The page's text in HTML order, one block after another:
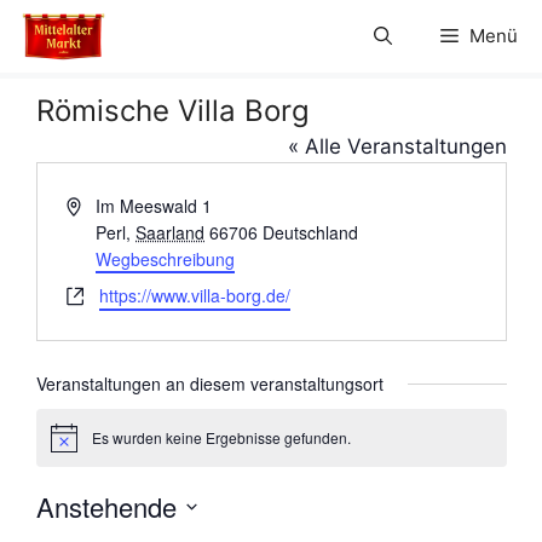
Zum
Inhalt
Menü
Römische Villa Borg
« Alle Veranstaltungen
A
e
s
s
Im Meeswald 1
Perl, Saarland 66706 Deutschland
Wegbeschreibung
W
b
i
t
https://www.villa-borg.de/
Veranstaltungen an diesem veranstaltungsort
H
w
e
Es wurden keine Ergebnisse gefunden.
Anstehende